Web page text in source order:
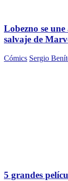
Lobezno se
salvaje de
Cómics Sergio
5 grandes